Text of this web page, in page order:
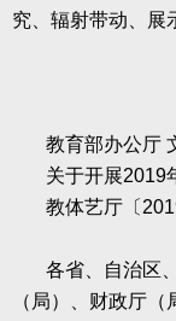
究、辐射带动、展
教育部办公厅
关于开展2019
教体艺厅〔
各省、自治区
（局）、财政厅